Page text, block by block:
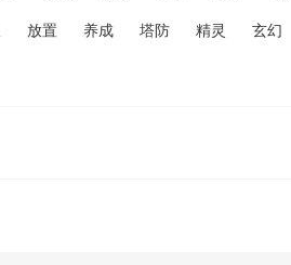
放置 养成 塔防 精灵 玄幻